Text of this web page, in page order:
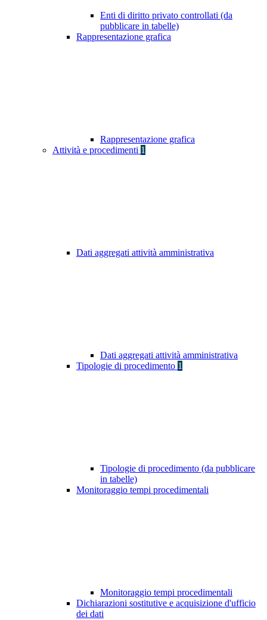
Enti di diritto privato controllati (da
pubblicare in tabelle)
Rappresentazione grafica
Rappresentazione grafica
Attività e procedimenti 1
Dati aggregati attività amministrativa
Dati aggregati attività amministrativa
Tipologie di procedimento 1
Tipologie di procedimento (da pubblicare
in tabelle)
Monitoraggio tempi procedimentali
Monitoraggio tempi procedimentali
Dichiarazioni sostitutive e acquisizione d'ufficio
dei dati